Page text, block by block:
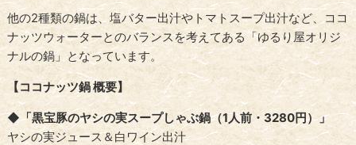
他の2種類の鍋は、塩バター出汁やトマトスープ出汁など、ココ
ナッツウォーターとのバランスを考えてある「ゆるり屋オリジ
ナルの鍋」となっています。
【ココナッツ鍋 概要】
◆「黒宝豚のヤシの実スープしゃぶ鍋（1人前・3280円）」
ヤシの実ジュース＆白ワイン出汁